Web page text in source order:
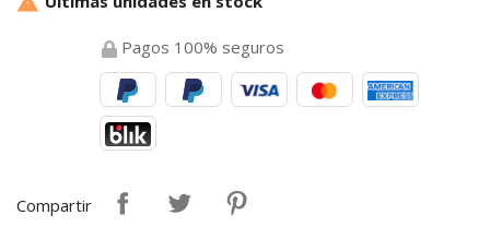
Pagos 100% seguros
Compartir